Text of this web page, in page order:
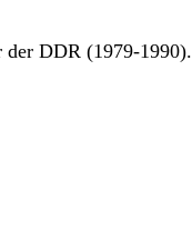
der DDR (1979-1990).